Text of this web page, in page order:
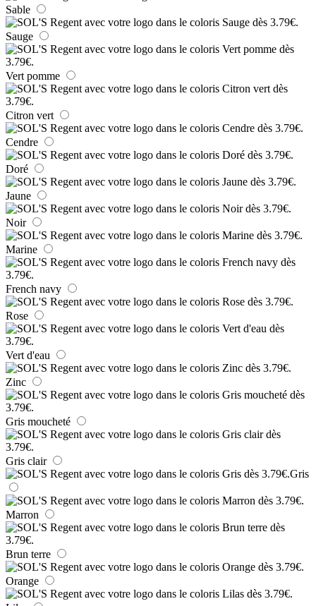
Sable
Sauge
Vert pomme
Citron vert
Cendre
Doré
Jaune
Noir
Marine
French navy
Rose
Vert d'eau
Zinc
Gris moucheté
Gris clair
Gris
Marron
Brun terre
Orange